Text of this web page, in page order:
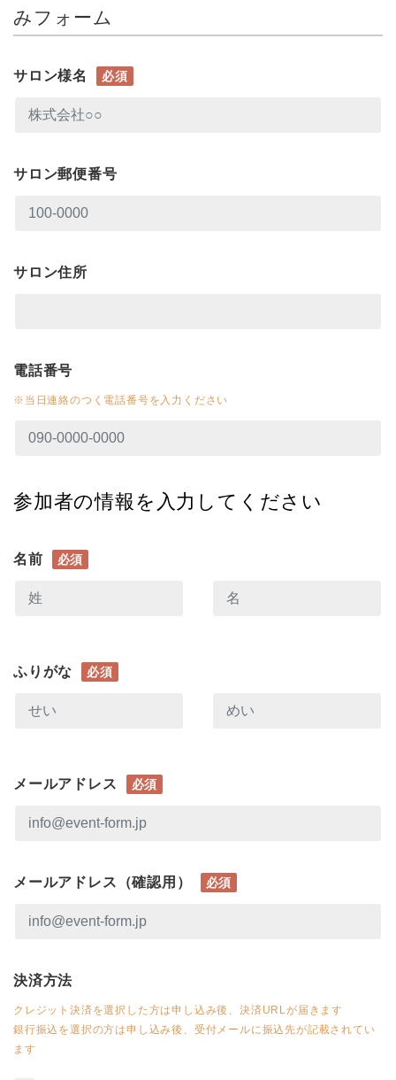
みフォーム
サロン様名 必須
サロン郵便番号
サロン住所
電話番号
※当日連絡のつく電話番号を入力ください
参加者の情報を入力してください
名前 必須
ふりがな 必須
メールアドレス 必須
メールアドレス（確認用） 必須
決済方法
クレジット決済を選択した方は申し込み後、決済URLが届きます
銀行振込を選択の方は申し込み後、受付メールに振込先が記載されてい
ます